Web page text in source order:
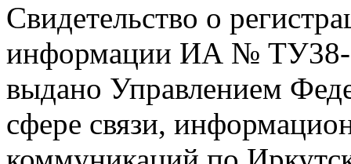
Свидетельство о
информации ИА № ТУ38-
выдано Управлением
сфере связи,